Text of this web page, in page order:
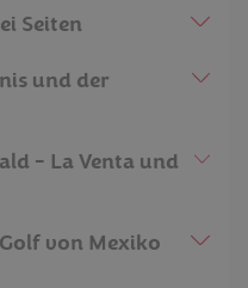
Seiten
und der
- La Venta und
von Mexiko